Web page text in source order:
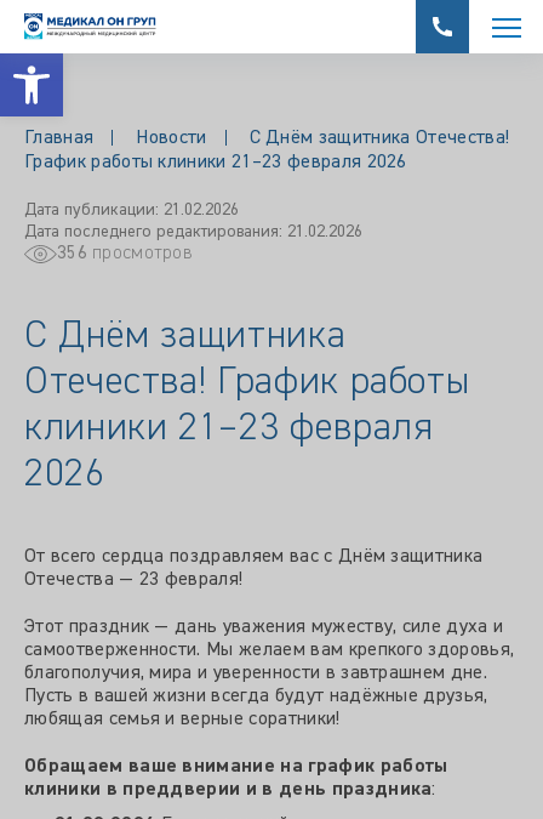
Открыть панель инструментов
Главная Новости
С Днём защитника Отечества!
График работы клиники 21–23 февраля 2026
Дата публикации: 21.02.2026
Дата последнего редактирования: 21.02.2026
356 просмотров
С Днём защитника
Отечества! График работы
клиники 21–23 февраля
2026
От всего сердца поздравляем вас с Днём защитника
Отечества — 23 февраля!
Этот праздник — дань уважения мужеству, силе духа и
самоотверженности. Мы желаем вам крепкого здоровья,
благополучия, мира и уверенности в завтрашнем дне.
Пусть в вашей жизни всегда будут надёжные друзья,
любящая семья и верные соратники!
Обращаем ваше внимание на график работы
клиники в преддверии и в день праздника: